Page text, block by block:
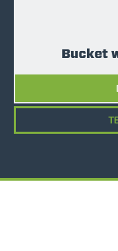
Bucket